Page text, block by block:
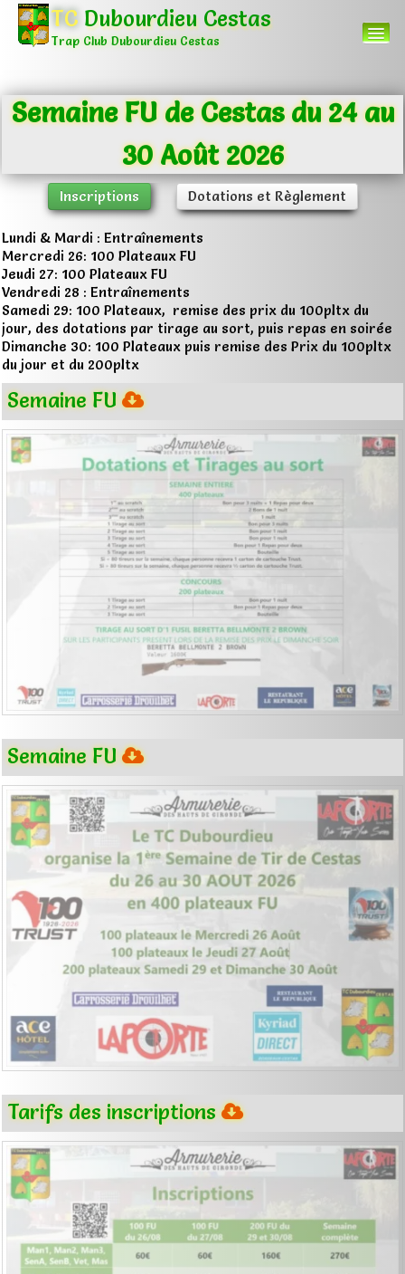
TC Dubourdieu Cestas
Trap Club Dubourdieu Cestas
Accueil
Autres▼
0
Semaine FU de Cestas du 24 au
30 Août 2026
Inscriptions Dotations et Règlement
Lundi & Mardi : Entraînements
Mercredi 26: 100 Plateaux FU
Jeudi 27: 100 Plateaux FU
Vendredi 28 : Entraînements
Samedi 29: 100 Plateaux, remise des prix du 100pltx du
jour, des dotations par tirage au sort, puis repas en soirée
Dimanche 30: 100 Plateaux puis remise des Prix du 100pltx
du jour et du 200pltx
Semaine FU
Semaine FU
Tarifs des inscriptions